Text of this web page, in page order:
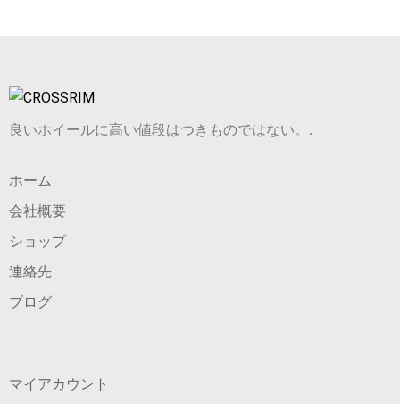
良いホイールに高い値段はつきものではない。.
ホーム
会社概要
ショップ
連絡先
ブログ
マイアカウント